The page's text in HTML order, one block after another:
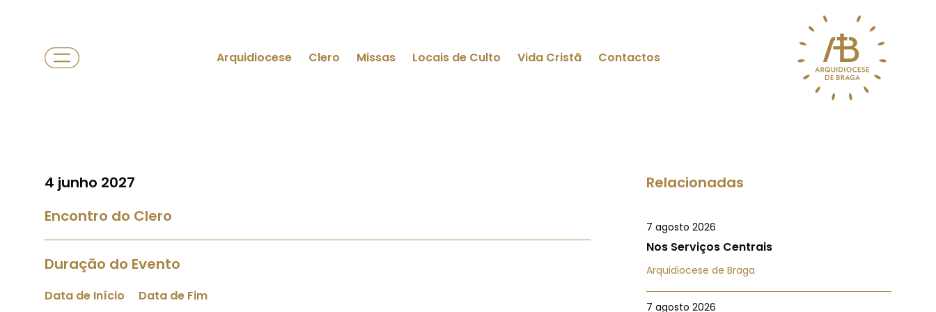
Arquidiocese Clero Missas Locais de Culto Vida Cristã Contactos
4 junho 2027
Encontro do Clero
Duração do Evento
Data de Início Data de Fim
Relacionadas
7 agosto 2026
Nos Serviços Centrais
Arquidiocese de Braga
7 agosto 2026